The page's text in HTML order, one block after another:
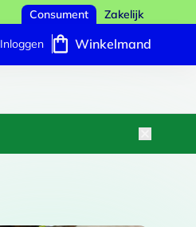
Consument Zakelijk
Inloggen Winkelmand